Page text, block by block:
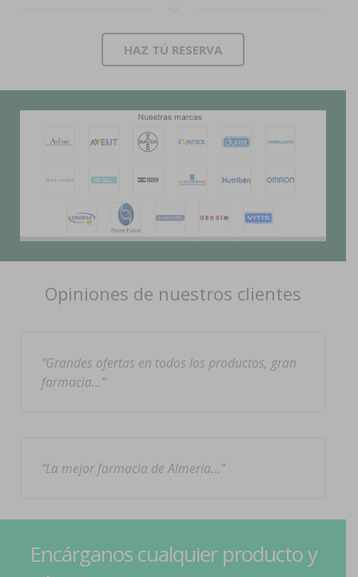
HAZ TÚ RESERVA
Opiniones de nuestros clientes
Grandes ofertas en todos los productos, gran
farmacia…
La mejor farmacia de Almería…
Encárganos cualquier producto y